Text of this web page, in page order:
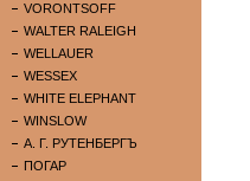
VORONTSOFF
WALTER RALEIGH
WELLAUER
WESSEX
WHITE ELEPHANT
WINSLOW
А. Г. РУТЕНБЕРГЪ
ПОГАР